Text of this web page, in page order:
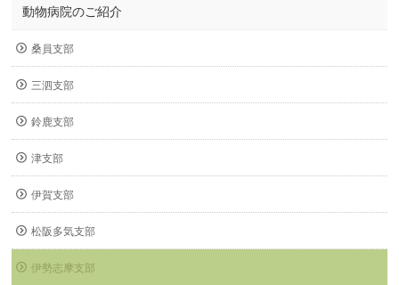
動物病院のご紹介
桑員支部
三泗支部
鈴鹿支部
津支部
伊賀支部
松阪多気支部
伊勢志摩支部